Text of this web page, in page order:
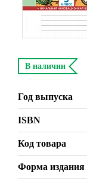
В наличии
Год выпуска
ISBN
Код товара
Форма издания